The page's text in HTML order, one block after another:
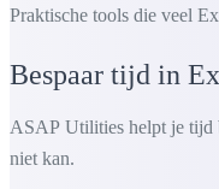
Praktische tools die veel
Bespaar tijd in
ASAP Utilities helpt je tijd
niet kan.